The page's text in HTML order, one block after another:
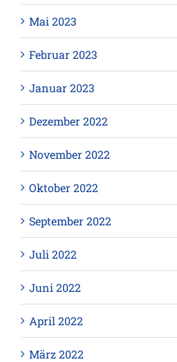
Mai 2023
Februar 2023
Januar 2023
Dezember 2022
November 2022
Oktober 2022
September 2022
Juli 2022
Juni 2022
April 2022
März 2022